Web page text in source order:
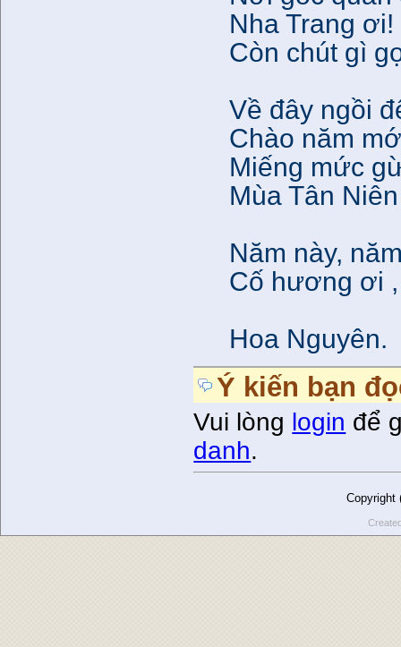
Nha Trang
Còn chút gì
Về đây ngồi
Chào năm
Miếng mức
Mùa Tân
Năm này,
Cố hương ơi
Hoa Nguyên.
Ý kiến bạn
Vui lòng login để
danh.
Copyright